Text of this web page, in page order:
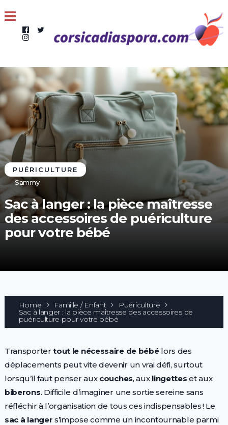
PUÉRICULTURE
Sammy
Sac à langer : la pièce maîtresse
des accessoires de puériculture
pour votre bébé
Home Famille / Enfant Puériculture
Sac à langer : la pièce maîtresse des accessoires de
puériculture pour votre bébé
Transportertout le nécessaire de bébélors des
déplacements peut vite devenir un vrai défi, surtout
lorsqu’il faut penser aux couches, aux lingettes et aux
biberons. Difficile d’imaginer une sortie sereine sans
réfléchir à l’organisation de tous ces indispensables ! Le
sac à langer s’impose comme un incontournable parmi